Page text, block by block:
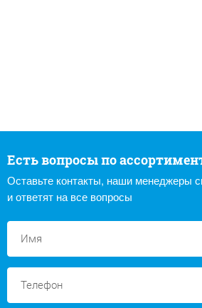
Есть вопросы по
Оставьте контакты, наши менеджеры
и ответят на все вопросы